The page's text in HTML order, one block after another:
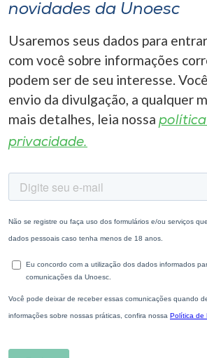
novidades da Unoesc
Usaremos seus dados para
com você sobre informações
podem ser de seu interesse.
envio da divulgação, a qualquer
mais detalhes, leia nossa
privacidade.